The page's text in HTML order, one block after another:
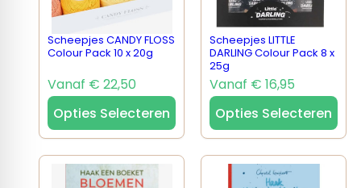
Scheepjes CANDY FLOSS
Colour Pack 10 x 20g
Vanaf € 22,50
Opties Selecteren
Scheepjes LITTLE
DARLING Colour Pack 8 x
25g
Vanaf € 16,95
Opties Selecteren